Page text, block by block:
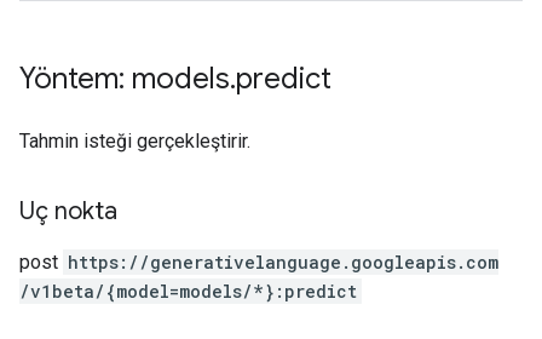
Yöntem: models.predict
Tahmin isteği gerçekleştirir.
Uç nokta
post https: / /generativelanguage.googleapis.com
/v1beta/{model=models/*}:predict